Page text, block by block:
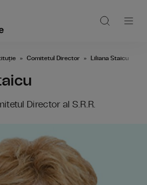
Comitetul Director Liliana Staicu
Director al S.R.R.